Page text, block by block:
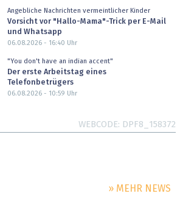
Angebliche Nachrichten vermeintlicher Kinder
Vorsicht vor "Hallo-Mama"-Trick per E-Mail
und Whatsapp
06.08.2026 - 16:40 Uhr
"You don't have an indian accent"
Der erste Arbeitstag eines
Telefonbetrügers
06.08.2026 - 10:59 Uhr
WEBCODE DPF8_158372
» MEHR NEWS